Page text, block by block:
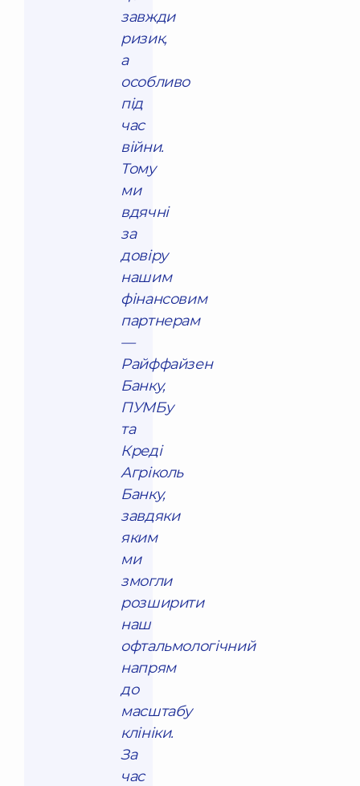
завжди
ризик,
а
особливо
під
час
війни.
Тому
ми
вдячні
за
довіру
нашим
фінансовим
партнерам
—
Райффайзен
Банку,
ПУМБу
та
Креді
Агріколь
Банку,
завдяки
яким
ми
змогли
розширити
наш
офтальмологічний
напрям
до
масштабу
клініки.
За
час